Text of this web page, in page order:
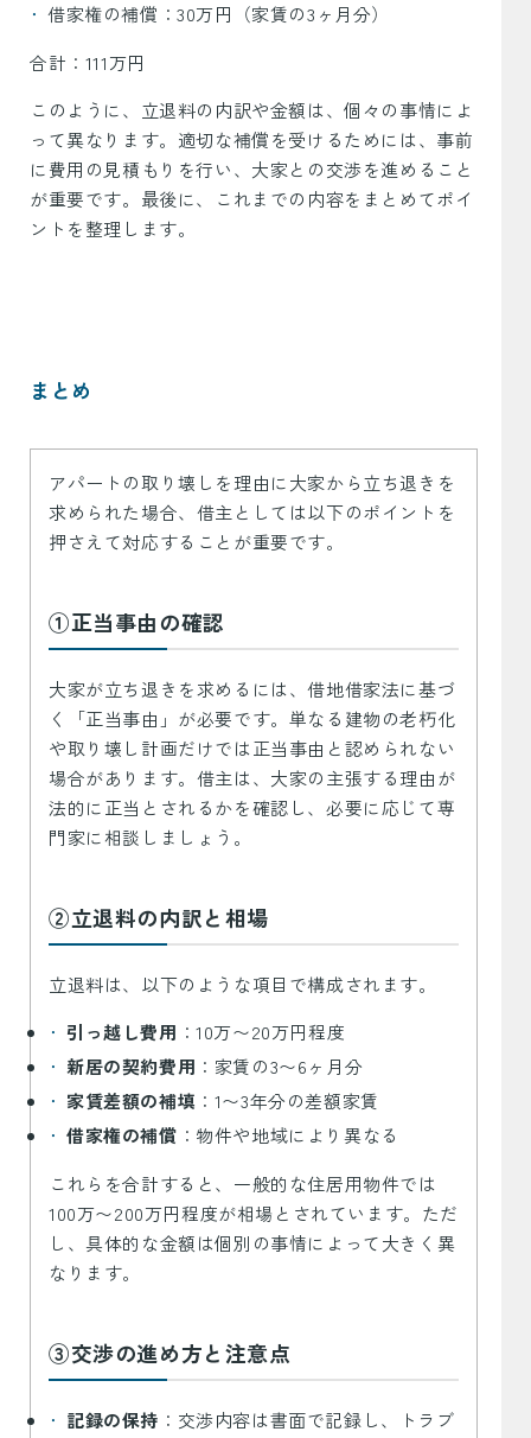
借家権の補償：30万円（家賃の3ヶ月分）
合計：111万円
このように、立退料の内訳や金額は、個々の事情によ
って異なります。適切な補償を受けるためには、事前
に費用の見積もりを行い、大家との交渉を進めること
が重要です。最後に、これまでの内容をまとめてポイ
ントを整理します。
まとめ
アパートの取り壊しを理由に大家から立ち退きを
求められた場合、借主としては以下のポイントを
押さえて対応することが重要です。
①正当事由の確認
大家が立ち退きを求めるには、借地借家法に基づ
く「正当事由」が必要です。単なる建物の老朽化
や取り壊し計画だけでは正当事由と認められない
場合があります。借主は、大家の主張する理由が
法的に正当とされるかを確認し、必要に応じて専
門家に相談しましょう。
②立退料の内訳と相場
立退料は、以下のような項目で構成されます。
引っ越し費用 ：10万〜20万円程度
新居の契約費用 ：家賃の3〜6ヶ月分
家賃差額の補填 ：1〜3年分の差額家賃
借家権の補償 ：物件や地域により異なる
これらを合計すると、一般的な住居用物件では
100万〜200万円程度が相場とされています。ただ
し、具体的な金額は個別の事情によって大きく異
なります。
③交渉の進め方と注意点
記録の保持 ：交渉内容は書面で記録し、トラブ